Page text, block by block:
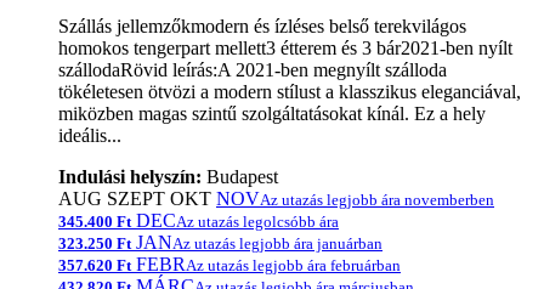
Szállás jellemzőkmodern és ízléses belső terekvilágos
homokos tengerpart mellett3 étterem és 3 bár2021-ben nyílt
szállodaRövid leírás:A 2021-ben megnyílt szálloda
tökéletesen ötvözi a modern stílust a klasszikus eleganciával,
miközben magas szintű szolgáltatásokat kínál. Ez a hely
ideális...
Indulási helyszín: Budapest
AUG SZEPT OKT NOVAz utazás legjobb ára novemberben
345.400 Ft DECAz utazás legolcsóbb ára
323.250 Ft JANAz utazás legjobb ára januárban
357.620 Ft FEBR Az utazás legjobb ára februárban